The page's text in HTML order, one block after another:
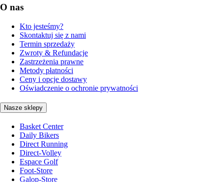
O nas
Kto jesteśmy?
Skontaktuj się z nami
Termin sprzedaży
Zwroty & Refundacje
Zastrzeżenia prawne
Metody płatności
Ceny i opcje dostawy
Oświadczenie o ochronie prywatności
Nasze sklepy
Basket Center
Daily Bikers
Direct Running
Direct-Volley
Espace Golf
Foot-Store
Galop-Store